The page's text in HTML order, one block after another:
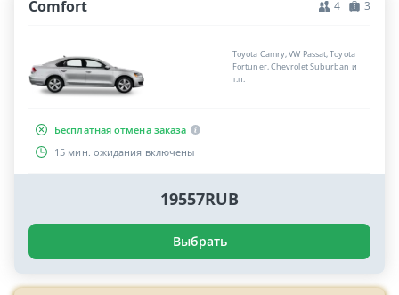
Comfort 4 3
Toyota Camry, VW Passat, Toyota
Fortuner, Chevrolet Suburban и
т.п.
Бесплатная отмена заказа
15 мин. ожидания включены
19557RUB
Выбрать